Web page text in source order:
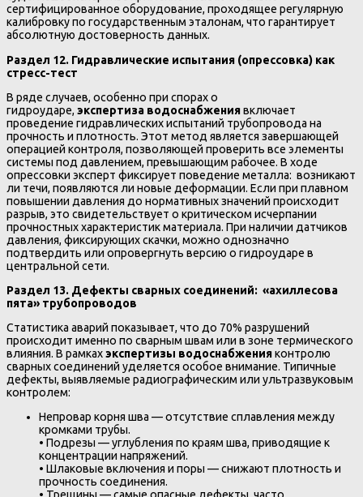
сертифицированное оборудование, проходящее регулярную
калибровку по государственным эталонам, что гарантирует
абсолютную достоверность данных.
Раздел 12. Гидравлические испытания (опрессовка) как
стресс-тест
В ряде случаев, особенно при спорах о
гидроударе, экспертиза водоснабжениявключает
проведение гидравлических испытаний трубопровода на
прочность и плотность. Этот метод является завершающей
операцией контроля, позволяющей проверить все элементы
системы под давлением, превышающим рабочее. В ходе
опрессовки эксперт фиксирует поведение металла: возникают
ли течи, появляются ли новые деформации. Если при плавном
повышении давления до нормативных значений происходит
разрыв, это свидетельствует о критическом исчерпании
прочностных характеристик материала. При наличии датчиков
давления, фиксирующих скачки, можно однозначно
подтвердить или опровергнуть версию о гидроударе в
центральной сети.
Раздел 13. Дефекты сварных соединений: «ахиллесова
пята» трубопроводов
Статистика аварий показывает, что до 70% разрушений
происходит именно по сварным швам или в зоне термического
влияния. В рамкахэкспертизы водоснабженияконтролю
сварных соединений уделяется особое внимание. Типичные
дефекты, выявляемые радиографическим или ультразвуковым
контролем:
Непровар корня шва — отсутствие сплавления между
кромками трубы.
• Подрезы — углубления по краям шва, приводящие к
концентрации напряжений.
• Шлаковые включения и поры — снижают плотность и
прочность соединения.